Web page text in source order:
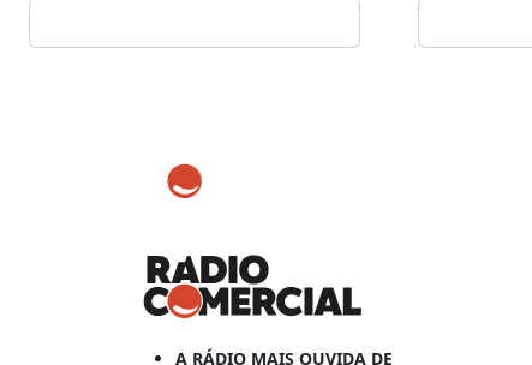
A RÁDIO MAIS OUVIDA DE